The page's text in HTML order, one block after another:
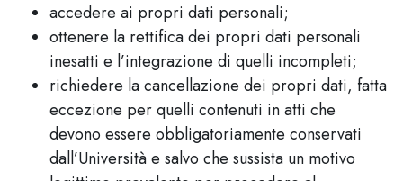
accedere ai propri dati personali;
ottenere la rettifica dei propri dati personali
inesatti e l’integrazione di quelli incompleti;
richiedere la cancellazione dei propri dati, fatta
eccezione per quelli contenuti in atti che
devono essere obbligatoriamente conservati
dall’Università e salvo che sussista un motivo